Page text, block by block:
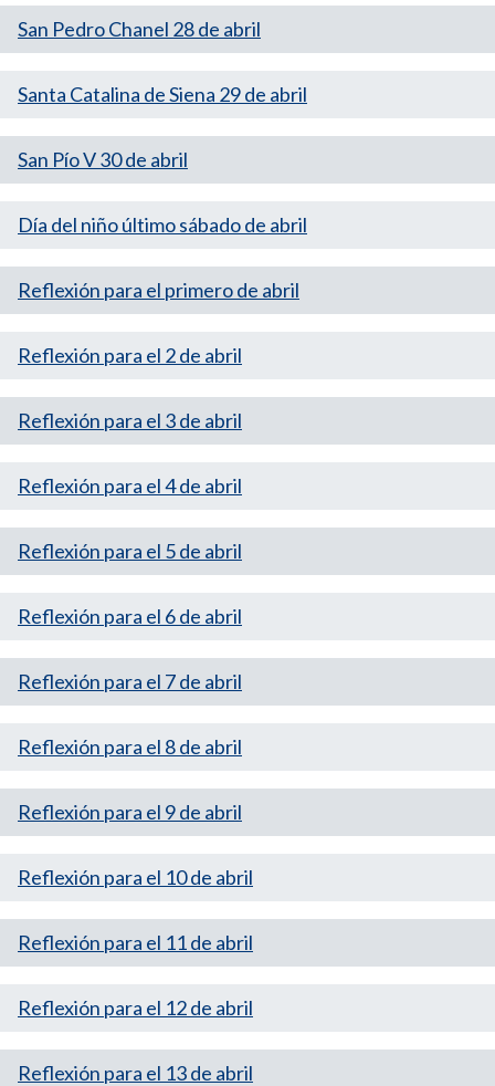
San Pedro Chanel 28 de abril
Santa Catalina de Siena 29 de abril
San Pío V 30 de abril
Día del niño último sábado de abril
Reflexión para el primero de abril
Reflexión para el 2 de abril
Reflexión para el 3 de abril
Reflexión para el 4 de abril
Reflexión para el 5 de abril
Reflexión para el 6 de abril
Reflexión para el 7 de abril
Reflexión para el 8 de abril
Reflexión para el 9 de abril
Reflexión para el 10 de abril
Reflexión para el 11 de abril
Reflexión para el 12 de abril
Reflexión para el 13 de abril